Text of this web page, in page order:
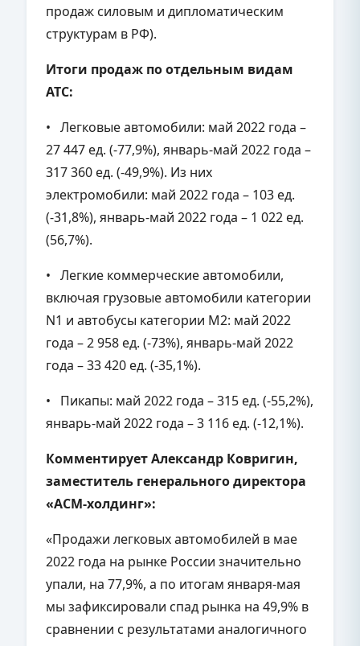
продаж силовым и дипломатическим
структурам в РФ).
Итоги продаж по отдельным видам
АТС:
• Легковые автомобили: май 2022 года –
27 447 ед. (-77,9%), январь-май 2022 года –
317 360 ед. (-49,9%). Из них
электромобили: май 2022 года – 103 ед.
(-31,8%), январь-май 2022 года – 1 022 ед.
(56,7%).
• Легкие коммерческие автомобили,
включая грузовые автомобили категории
N1 и автобусы категории M2: май 2022
года – 2 958 ед. (-73%), январь-май 2022
года – 33 420 ед. (-35,1%).
• Пикапы: май 2022 года – 315 ед. (-55,2%),
январь-май 2022 года – 3 116 ед. (-12,1%).
Комментирует Александр Ковригин,
заместитель генерального директора
«АСМ-холдинг»:
«Продажи легковых автомобилей в мае
2022 года на рынке России значительно
упали, на 77,9%, а по итогам января-мая
мы зафиксировали спад рынка на 49,9% в
сравнении с результатами аналогичного